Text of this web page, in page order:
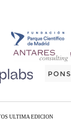
ULTIMA EDICION